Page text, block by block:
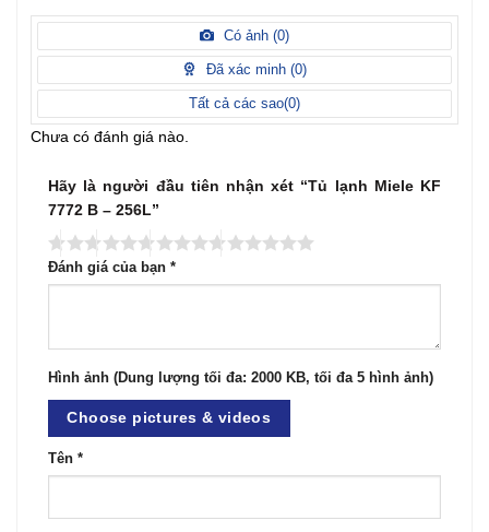
điểm
1
điểm
Có ảnh (0)
Đã xác minh (0)
Tất cả các sao(0)
Chưa có đánh giá nào.
Hãy là người đầu tiên nhận xét “Tủ lạnh Miele KF
7772 B – 256L”
Đánh giá của bạn *
Hình ảnh (Dung lượng tối đa: 2000 KB, tối đa 5 hình ảnh)
Choose pictures & videos
Tên *